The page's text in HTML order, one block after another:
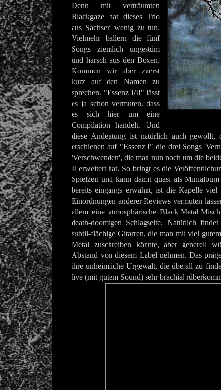
Denn mit verträumten
Blackgaze hat dieses Trio
aus Sachsen wenig zu tun.
Vielmehr ballern die fünf
Songs ziemlich ungestüm
und harsch aus den Boxen.
Kommen wir aber zuerst
kurz auf den Namen zu
sprechen. "Essenz I/II" lässt
es ja schon vermuten, dass
es sich hier um eine
Compilation handelt. Und
diese Andeutung ist natürlich auch gewollt,
erschienen auf "Essenz I" die drei Songs
'Verschwenden', die man nun noch um die
II erweitert hat. So bringt es die
Spielzeit und kann damit quasi als
bereits eingangs erwähnt, ist die Kapelle viel
Einordnungen anderer Reviews vermuten
allem eine atmosphärische Black-Metal-
death-doomigen Schlagseite. Natürlich
subtil-flächige Gitarren, die man mit viel
Metal zuschreiben könnte, aber generell
Abstand von diesem Label nehmen. Das
ihre unheimliche Urgewalt, die überall zu
live (mit gutem Sound) sehr brachial